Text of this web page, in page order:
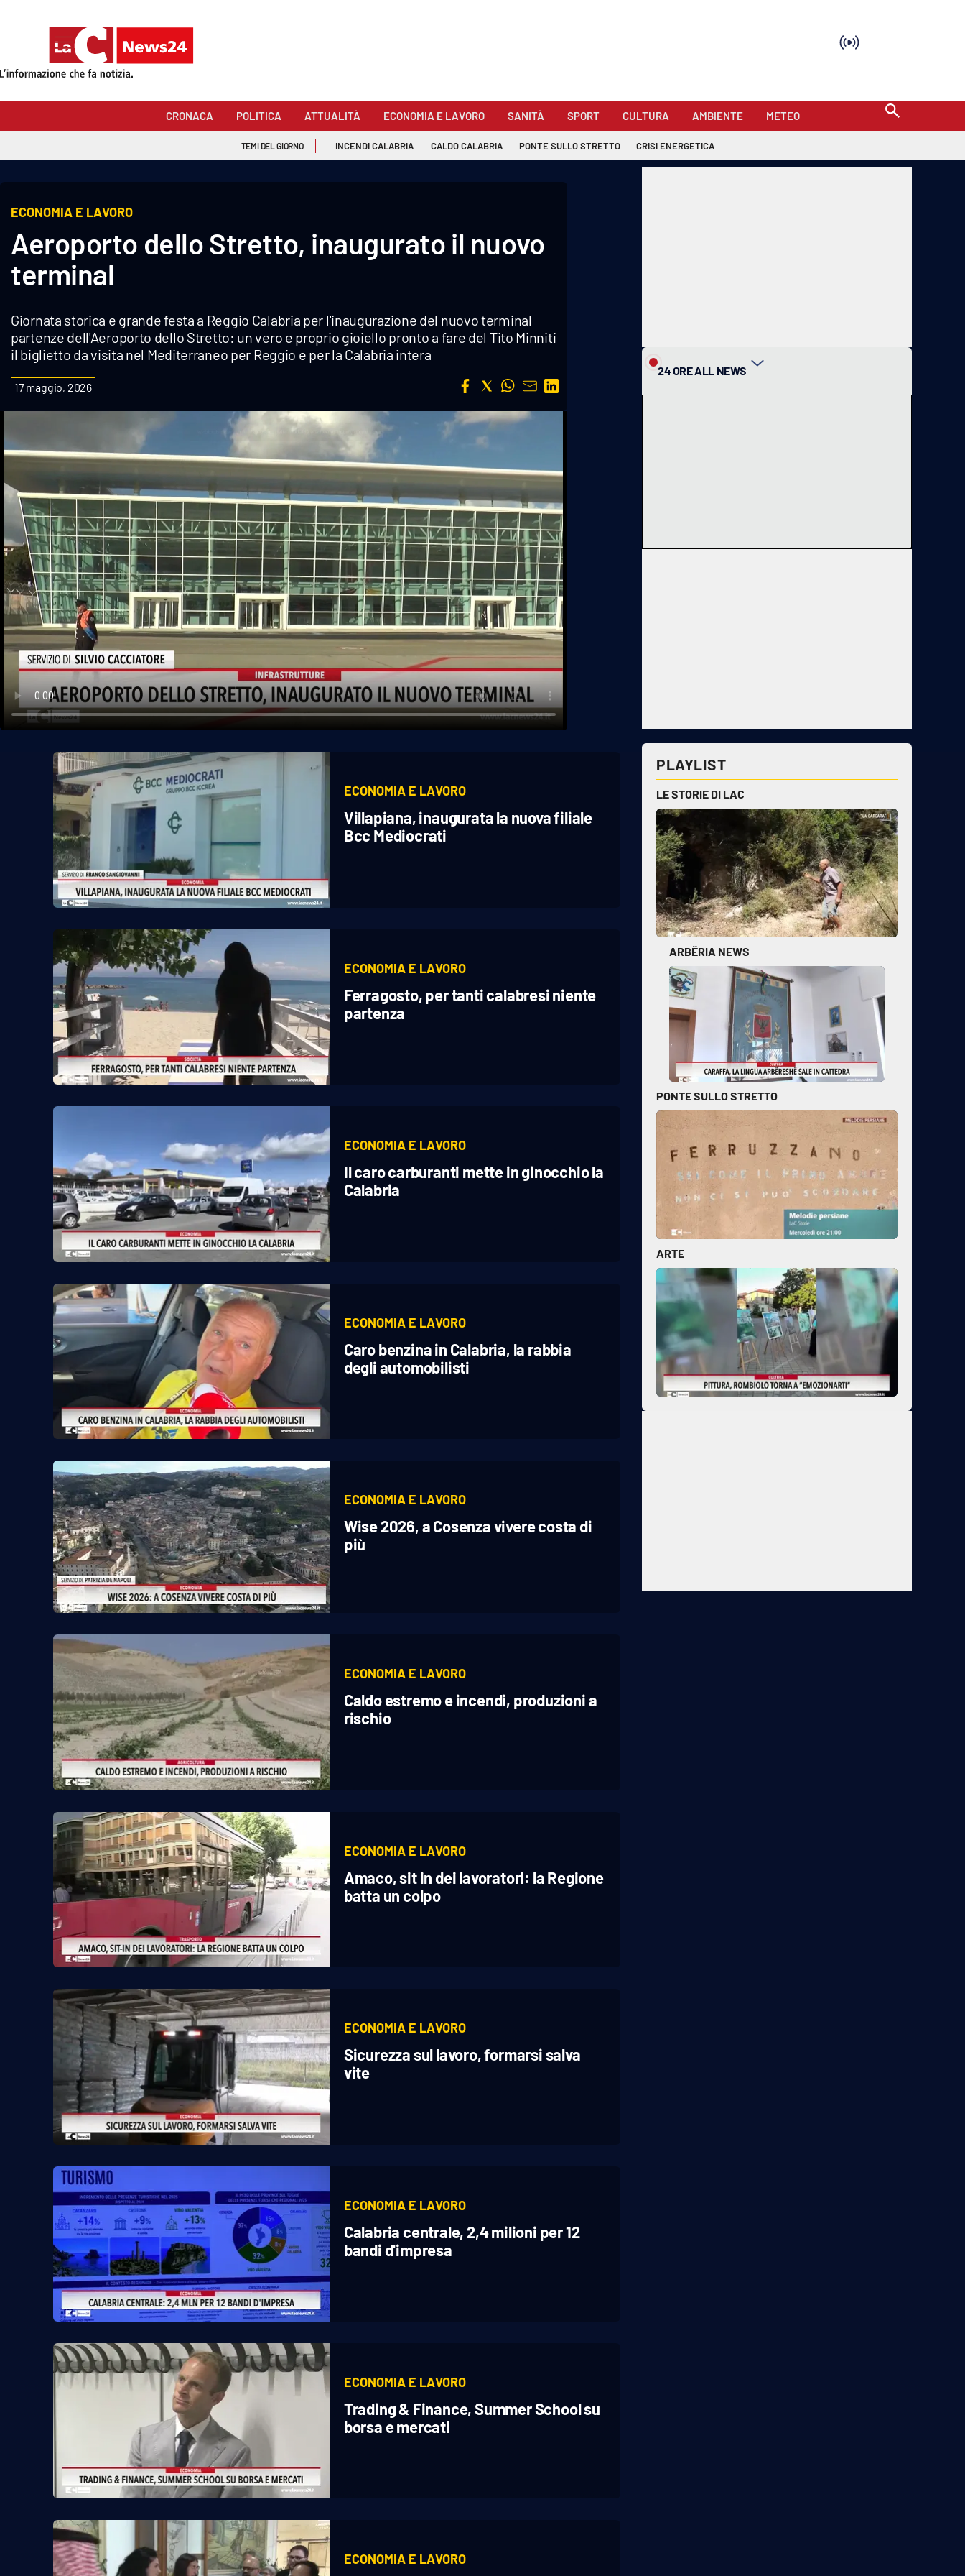
Sezioni
Attualità
Sanità
Cultura
Ambiente
Cronaca
Cultura
Economia e Lavoro
Politica
Società
Rubriche
Good Morning Vietnam
Parchi Marini Calabria
Leggendo Alvaro insieme
Le perfidie di Antonella Grippo
Venti di comunicazione
Streaming
Vibo Valentia
Reggio Calabria
Lamezia Terme
Buona Sanità Calabria
Calabriavisione
Destinazioni
Lacitymag.it
Lacapitalenews.it
Cosenzachannel.it
Catanzarochannel.it
Vai
Cookie policy
Note legali
CRONACA POLITICA ATTUALITÀ ECONOMIA E LAVORO SANITÀ SPORT CULTURA AMBIENTE METEO
TEMI DEL GIORNO INCENDI CALABRIA CALDO CALABRIA PONTE SULLO STRETTO CRISI ENERGETICA
ECONOMIA E LAVORO
Aeroporto dello Stretto, inaugurato il nuovo
terminal
Giornata storica e grande festa a Reggio Calabria per l'inaugurazione del nuovo terminal
partenze dell'Aeroporto dello Stretto: un vero e proprio gioiello pronto a fare del Tito Minniti
il biglietto da visita nel Mediterraneo per Reggio e per la Calabria intera
17 maggio, 2026
ECONOMIA E LAVORO
Villapiana, inaugurata la nuova filiale
Bcc Mediocrati
ECONOMIA E LAVORO
Ferragosto, per tanti calabresi niente
partenza
ECONOMIA E LAVORO
Il caro carburanti mette in ginocchio la
Calabria
ECONOMIA E LAVORO
Caro benzina in Calabria, la rabbia
degli automobilisti
ECONOMIA E LAVORO
Wise 2026, a Cosenza vivere costa di
più
ECONOMIA E LAVORO
Caldo estremo e incendi, produzioni a
rischio
ECONOMIA E LAVORO
Amaco, sit in dei lavoratori: la Regione
batta un colpo
ECONOMIA E LAVORO
Sicurezza sul lavoro, formarsi salva
vite
ECONOMIA E LAVORO
Calabria centrale, 2,4 milioni per 12
bandi d'impresa
ECONOMIA E LAVORO
Trading & Finance, Summer School su
borsa e mercati
ECONOMIA E LAVORO
24 ORE ALL NEWS
PLAYLIST
LE STORIE DI LAC
ARBËRIA NEWS
PONTE SULLO STRETTO
ARTE